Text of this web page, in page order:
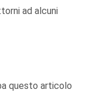
ad alcuni
questo articolo